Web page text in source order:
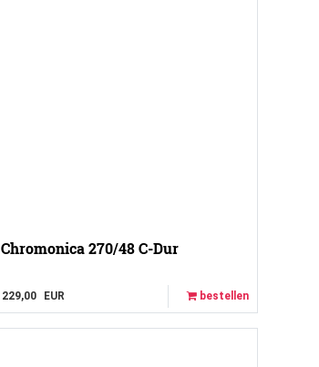
Chromonica 270/48 C-Dur
229,00 EUR bestellen